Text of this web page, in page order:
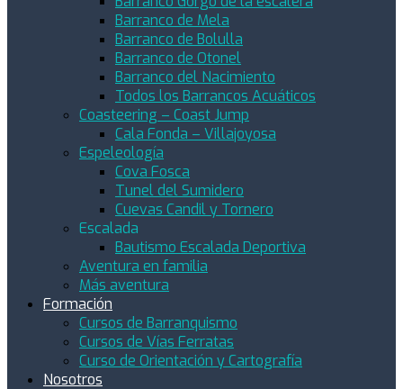
Barranco de Mela
Barranco de Bolulla
Barranco de Otonel
Barranco del Nacimiento
Todos los Barrancos Acuáticos
Coasteering – Coast Jump
Cala Fonda – Villajoyosa
Espeleología
Cova Fosca
Tunel del Sumidero
Cuevas Candil y Tornero
Escalada
Bautismo Escalada Deportiva
Aventura en familia
Más aventura
Formación
Cursos de Barranquismo
Cursos de Vías Ferratas
Curso de Orientación y Cartografía
Nosotros